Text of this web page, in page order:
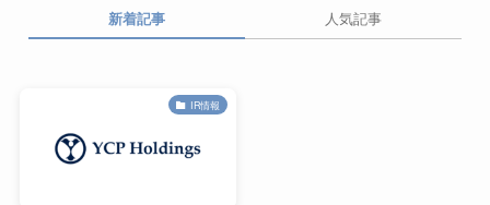
新着記事 人気記事
IR情報